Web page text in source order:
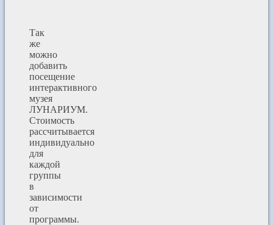
Так
же
можно
добавить
посещение
интерактивного
музея
ЛУНАРИУМ.
Стоимость
рассчитывается
индивидуально
для
каждой
группы
в
зависимости
от
программы.